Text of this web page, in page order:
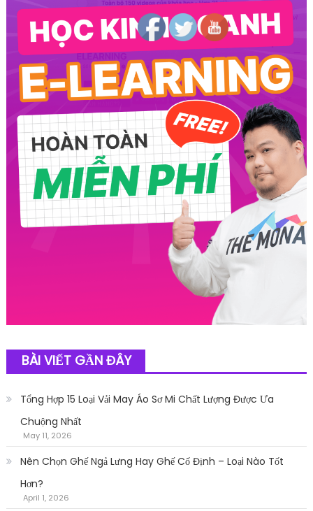
BÀI VIẾT GẦN ĐÂY
Tổng Hợp 15 Loại Vải May Áo Sơ Mi Chất Lượng Được Ưa
Chuộng Nhất
May 11, 2026
Nên Chọn Ghế Ngả Lưng Hay Ghế Cố Định – Loại Nào Tốt
Hơn?
April 1, 2026